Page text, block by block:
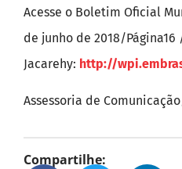
Acesse o Boletim Oficial
de junho de 2018/
Jacarehy: http://
Assessoria de
Compartilhe: